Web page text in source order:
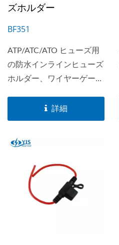
ズホルダー
BF351
ATP/ATC/ATO ヒューズ用
の防水インラインヒューズ
ホルダー、ワイヤーゲージ
大電流30Aまで。
詳細